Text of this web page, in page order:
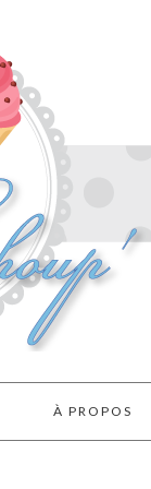
À PROPOS